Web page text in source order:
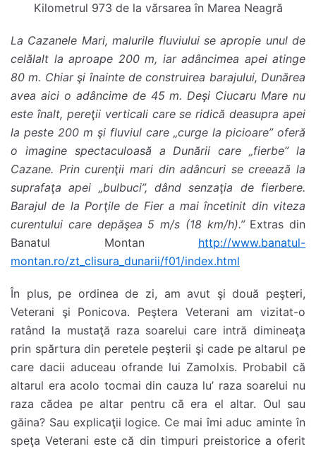
Kilometrul 973 de la vărsarea în Marea Neagră
La Cazanele Mari, malurile fluviului se apropie unul de
celălalt la aproape 200 m, iar adâncimea apei atinge
80 m. Chiar şi înainte de construirea barajului, Dunărea
avea aici o adâncime de 45 m. Deşi Ciucaru Mare nu
este înalt, pereţii verticali care se ridică deasupra apei
la peste 200 m şi fluviul care „curge la picioare” oferă
o imagine spectaculoasă a Dunării care „fierbe” la
Cazane. Prin curenţii mari din adâncuri se creează la
suprafaţa apei „bulbuci”, dând senzaţia de fierbere.
Barajul de la Porţile de Fier a mai încetinit din viteza
curentului care depăşea 5 m/s (18 km/h).”Extras din
Banatul Montan http://www.banatul-
montan.ro/zt_clisura_dunarii/f01/index.html
În plus, pe ordinea de zi, am avut şi două peşteri,
Veterani şi Ponicova. Peştera Veterani am vizitat-o
ratând la mustaţă raza soarelui care intră dimineaţa
prin spărtura din peretele peşterii şi cade pe altarul pe
care dacii aduceau ofrande lui Zamolxis. Probabil că
altarul era acolo tocmai din cauza lu’ raza soarelui nu
raza cădea pe altar pentru că era el altar. Oul sau
găina? Sau explicaţii logice. Ce mai îmi aduc aminte în
speţa Veterani este că din timpuri preistorice a oferit